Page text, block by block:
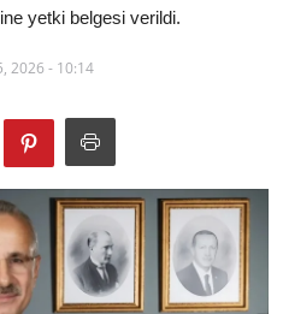
yetki belgesi verildi.
2026 - 10:14